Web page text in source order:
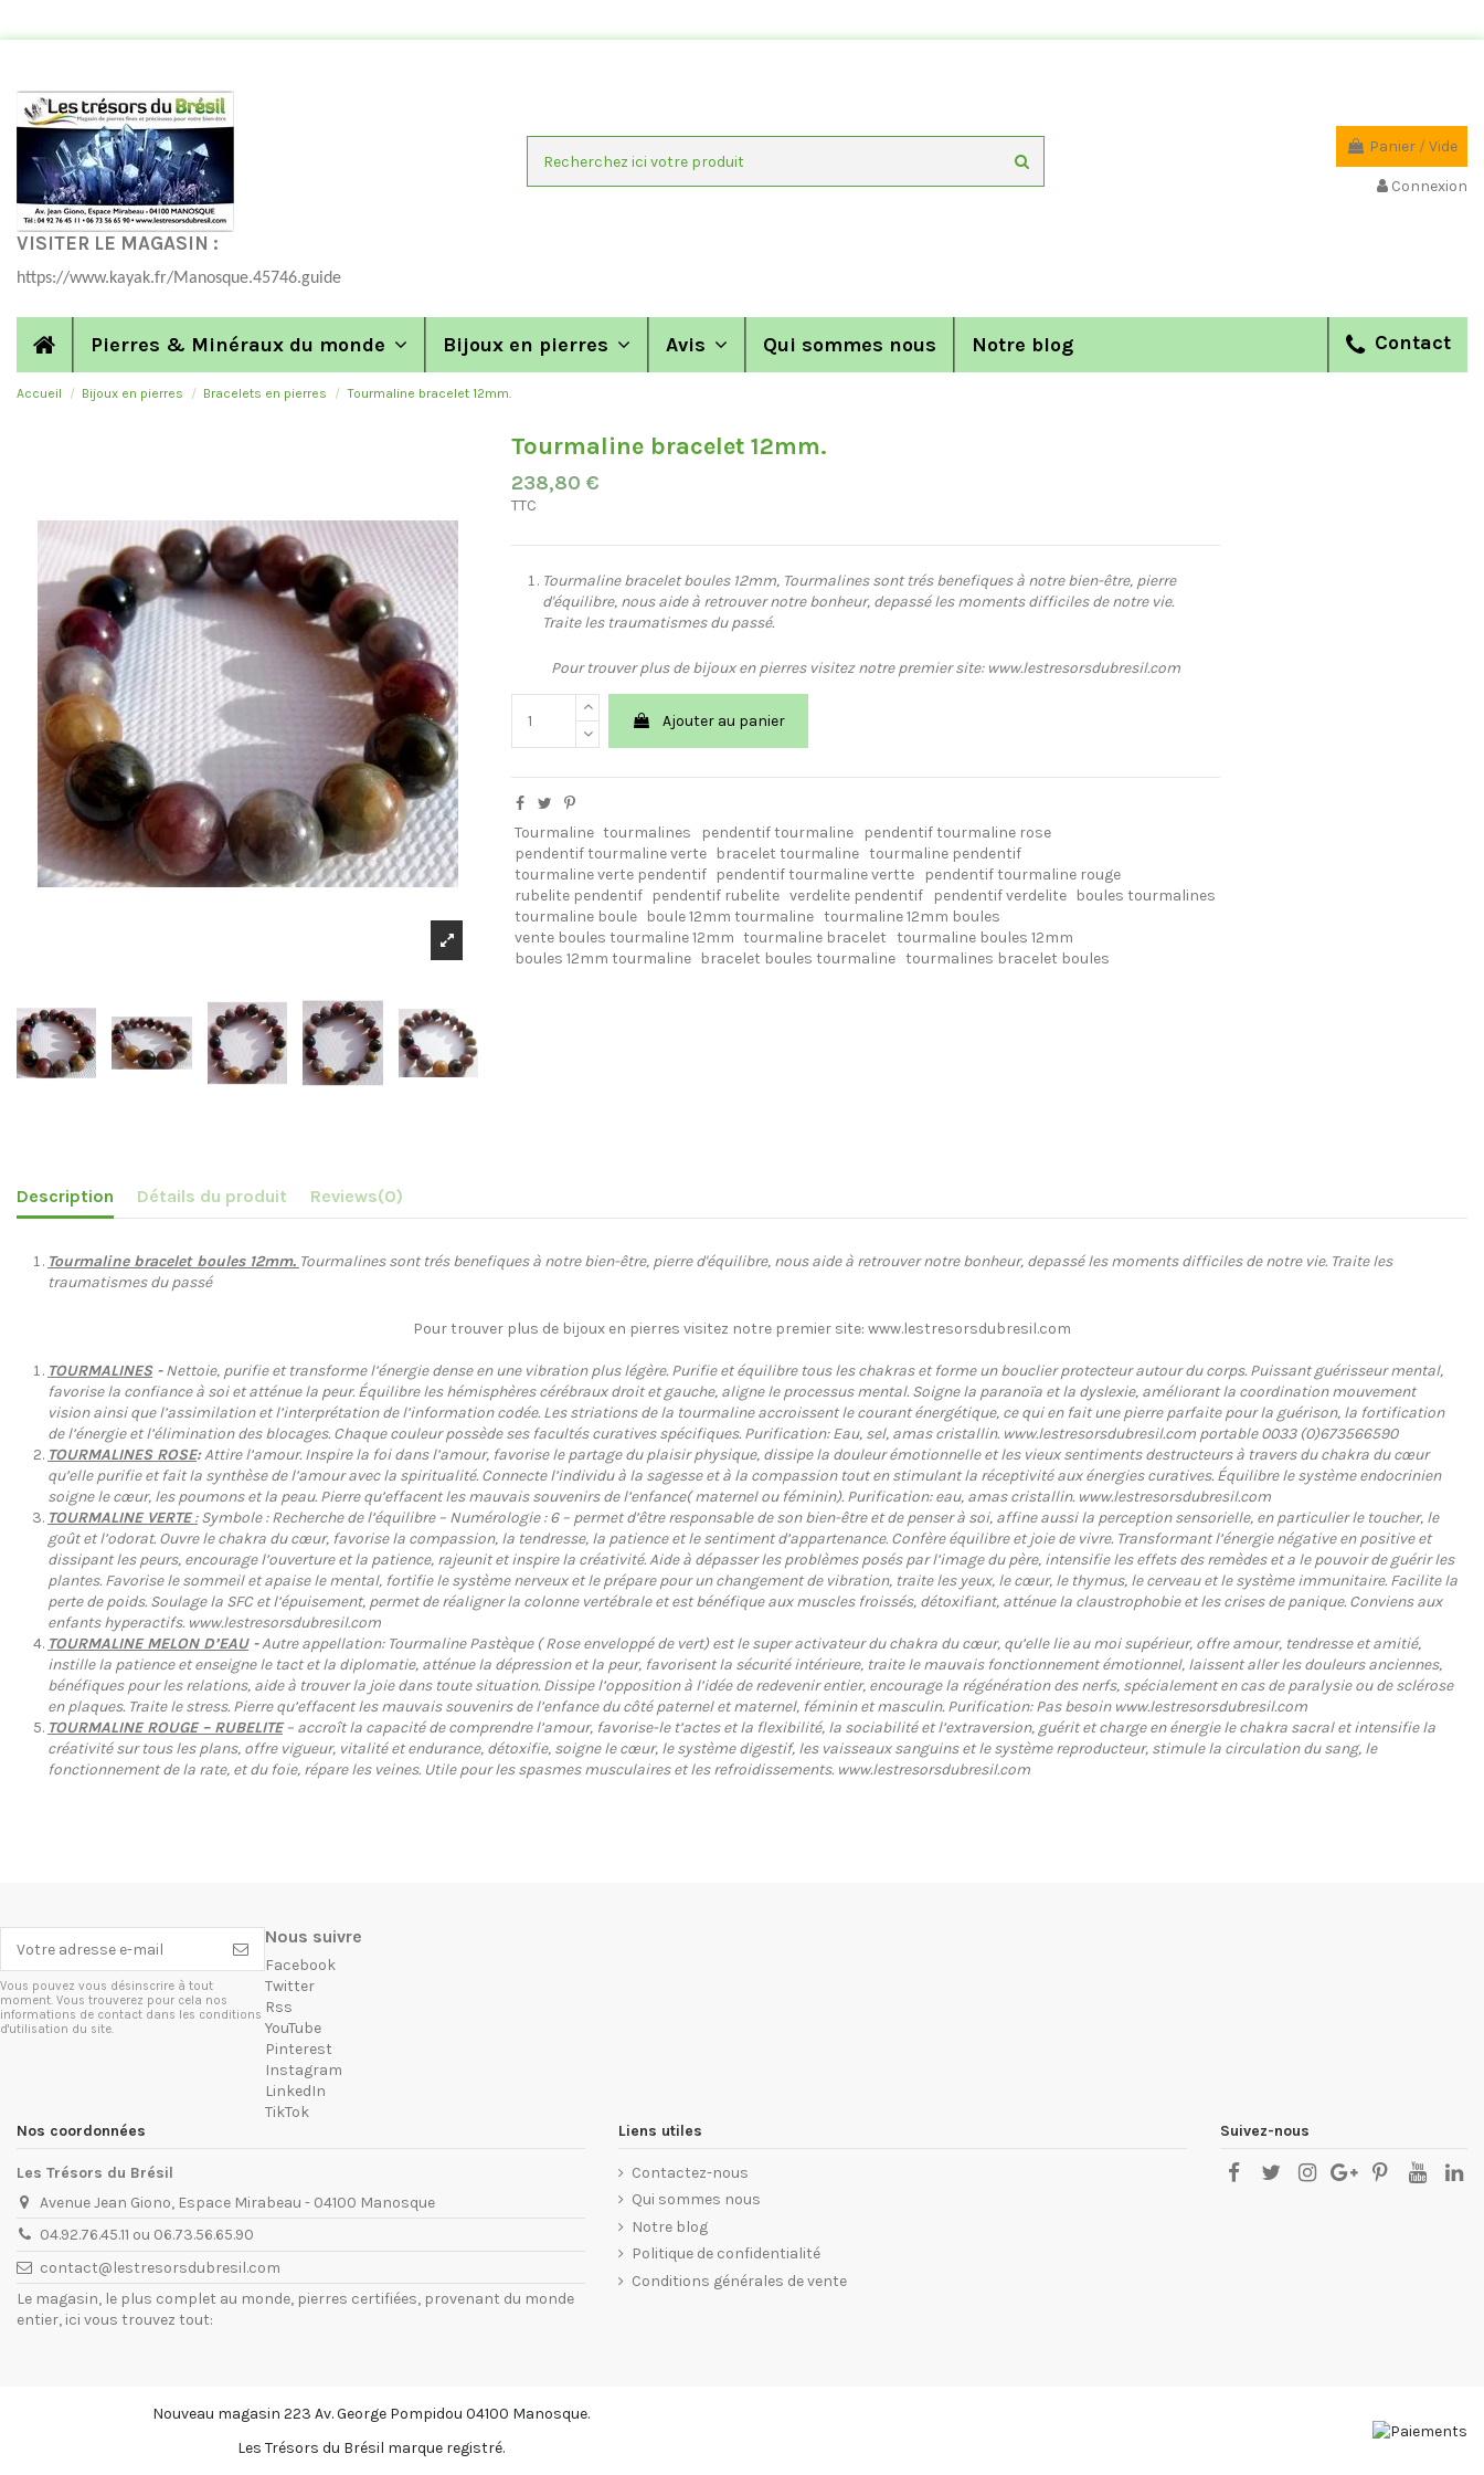
Panier / Vide
Connexion
VISITER LE MAGASIN :
https://www.kayak.fr/Manosque.45746.guide
Pierres & Minéraux du monde Bijoux en pierres Avis Contact
Qui sommes nous Notre blog
Accueil Bijoux en pierres Bracelets en pierres Tourmaline bracelet 12mm.
Tourmaline bracelet 12mm.
238,80 €
TTC
Tourmaline bracelet boules 12mm, Tourmalines sont trés benefiques à notre bien-être, pierre
d'équilibre, nous aide à retrouver notre bonheur, depassé les moments difficiles de notre vie.
Traite les traumatismes du passé.
Pour trouver plus de bijoux en pierres visitez notre premier site: www.lestresorsdubresil.com
Ajouter au panier
Tourmaline tourmalines pendentif tourmaline
pendentif tourmaline rose
pendentif tourmaline verte
bracelet tourmaline tourmaline pendentif
tourmaline verte pendentif
pendentif tourmaline vertte
pendentif tourmaline rouge
rubelite pendentif
pendentif rubelite verdelite pendentif pendentif verdelite
boules tourmalines
tourmaline boule
boule 12mm tourmaline tourmaline 12mm boules
vente boules tourmaline 12mm tourmaline bracelet tourmaline boules 12mm
boules 12mm tourmaline
bracelet boules tourmaline tourmalines bracelet boules
Description Détails du produit Reviews(0)
Tourmaline bracelet boules 12mm. Tourmalines sont trés benefiques à notre bien-être, pierre d'équilibre, nous aide à retrouver notre bonheur, depassé les moments difficiles de notre vie. Traite les
traumatismes du passé
Pour trouver plus de bijoux en pierres visitez notre premier site: www.lestresorsdubresil.com
TOURMALINES-Nettoie, purifie et transforme l’énergie dense en une vibration plus légère. Purifie et équilibre tous les chakras et forme un bouclier protecteur autour du corps. Puissant guérisseur mental,
favorise la confiance à soi et atténue la peur. Équilibre les hémisphères cérébraux droit et gauche, aligne le processus mental. Soigne la paranoïa et la dyslexie, améliorant la coordination mouvement
vision ainsi que l’assimilation et l’interprétation de l’information codée. Les striations de la tourmaline accroissent le courant énergétique, ce qui en fait une pierre parfaite pour la guérison, la fortification
de l’énergie et l’élimination des blocages. Chaque couleur possède ses facultés curatives spécifiques. Purification: Eau, sel, amas cristallin. www.lestresorsdubresil.com portable 0033 (0)673566590
TOURMALINES ROSE:Attire l’amour. Inspire la foi dans l’amour, favorise le partage du plaisir physique, dissipe la douleur émotionnelle et les vieux sentiments destructeurs à travers du chakra du cœur
qu’elle purifie et fait la synthèse de l’amour avec la spiritualité. Connecte l’individu à la sagesse et à la compassion tout en stimulant la réceptivité aux énergies curatives. Équilibre le système endocrinien
soigne le cœur, les poumons et la peau. Pierre qu’effacent les mauvais souvenirs de l’enfance( maternel ou féminin). Purification: eau, amas cristallin. www.lestresorsdubresil.com
TOURMALINE VERTE:Symbole : Recherche de l’équilibre – Numérologie : 6 – permet d’être responsable de son bien-être et de penser à soi, affine aussi la perception sensorielle, en particulier le toucher, le
goût et l’odorat. Ouvre le chakra du cœur, favorise la compassion, la tendresse, la patience et le sentiment d’appartenance. Confère équilibre et joie de vivre. Transformant l’énergie négative en positive et
dissipant les peurs, encourage l’ouverture et la patience, rajeunit et inspire la créativité. Aide à dépasser les problèmes posés par l’image du père, intensifie les effets des remèdes et a le pouvoir de guérir les
plantes. Favorise le sommeil et apaise le mental, fortifie le système nerveux et le prépare pour un changement de vibration, traite les yeux, le cœur, le thymus, le cerveau et le système immunitaire. Facilite la
perte de poids. Soulage la SFC et l’épuisement, permet de réaligner la colonne vertébrale et est bénéfique aux muscles froissés, détoxifiant, atténue la claustrophobie et les crises de panique. Conviens aux
enfants hyperactifs. www.lestresorsdubresil.com
TOURMALINE MELON D’EAU-Autre appellation: Tourmaline Pastèque ( Rose enveloppé de vert) est le super activateur du chakra du cœur, qu’elle lie au moi supérieur, offre amour, tendresse et amitié,
instille la patience et enseigne le tact et la diplomatie, atténue la dépression et la peur, favorisent la sécurité intérieure, traite le mauvais fonctionnement émotionnel, laissent aller les douleurs anciennes,
bénéfiques pour les relations, aide à trouver la joie dans toute situation. Dissipe l’opposition à l’idée de redevenir entier, encourage la régénération des nerfs, spécialement en cas de paralysie ou de sclérose
en plaques. Traite le stress. Pierre qu’effacent les mauvais souvenirs de l’enfance du côté paternel et maternel, féminin et masculin. Purification: Pas besoin www.lestresorsdubresil.com
TOURMALINE ROUGE – RUBELITE– accroît la capacité de comprendre l’amour, favorise-le t’actes et la flexibilité, la sociabilité et l’extraversion, guérit et charge en énergie le chakra sacral et intensifie la
créativité sur tous les plans, offre vigueur, vitalité et endurance, détoxifie, soigne le cœur, le système digestif, les vaisseaux sanguins et le système reproducteur, stimule la circulation du sang, le
fonctionnement de la rate, et du foie, répare les veines. Utile pour les spasmes musculaires et les refroidissements. www.lestresorsdubresil.com
Vous pouvez vous désinscrire à tout
moment. Vous trouverez pour cela nos
informations de contact dans les conditions
d'utilisation du site.
Nous suivre
Facebook
Twitter
Rss
YouTube
Pinterest
Instagram
LinkedIn
TikTok
Nos coordonnées
Les Trésors du Brésil
Avenue Jean Giono, Espace Mirabeau - 04100 Manosque
04.92.76.45.11 ou 06.73.56.65.90
contact@lestresorsdubresil.com
Le magasin, le plus complet au monde, pierres certifiées, provenant du monde
entier, ici vous trouvez tout:
Liens utiles
Contactez-nous
Qui sommes nous
Notre blog
Politique de confidentialité
Conditions générales de vente
Suivez-nous
Nouveau magasin 223 Av. George Pompidou 04100 Manosque.
Les Trésors du Brésil marque registré.